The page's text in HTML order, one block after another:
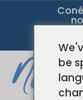
be